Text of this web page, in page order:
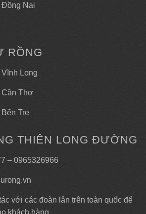
Đồng Nai
RỒNG
Long
Cần Thơ
Tre
THIÊN LONG ĐƯỜNG
– 0965326966
với các đoàn lân trên toàn quốc để
khách hàng.